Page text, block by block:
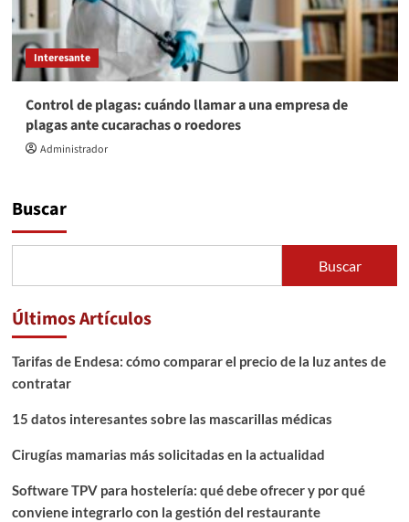
Interesante
Control de plagas: cuándo llamar a una empresa de
plagas ante cucarachas o roedores
Administrador
Buscar
Buscar
Últimos Artículos
Tarifas de Endesa: cómo comparar el precio de la luz antes de
contratar
15 datos interesantes sobre las mascarillas médicas
Cirugías mamarias más solicitadas en la actualidad
Software TPV para hostelería: qué debe ofrecer y por qué
conviene integrarlo con la gestión del restaurante